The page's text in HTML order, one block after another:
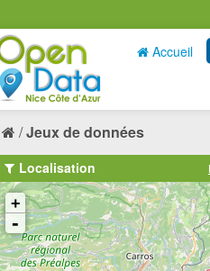
Accueil
Jeux de données
Localisation
+
-